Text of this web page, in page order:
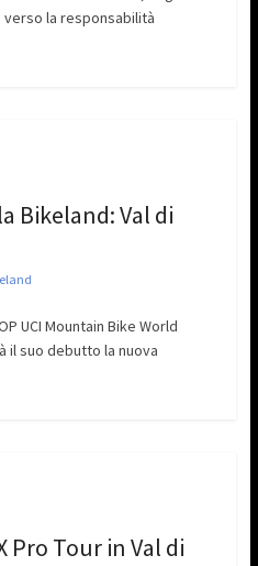
la responsabilità
Bikeland: Val di
UCI Mountain Bike World
il suo debutto la nuova
Pro Tour in Val di